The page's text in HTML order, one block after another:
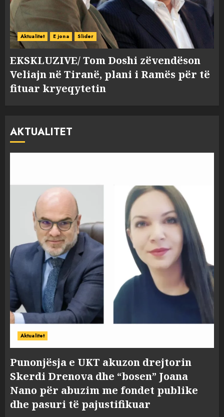
Aktualitet E jona Slider
EKSKLUZIVE/ Tom Doshi zëvendëson
Veliajn në Tiranë, plani i Ramës për të
fituar kryeqytetin
AKTUALITET
Aktualitet
Punonjësja e UKT akuzon drejtorin
Skerdi Drenova dhe “bosen” Joana
Nano për abuzim me fondet publike
dhe pasuri të pajustifikuar